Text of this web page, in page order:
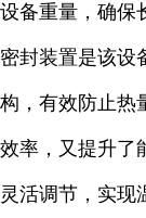
设备重量，确保
密封装置是该设
构，有效防止热
效率，又提升了
灵活调节，实现